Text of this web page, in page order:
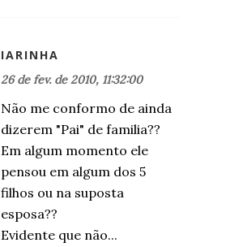
IARINHA
26 de fev. de 2010, 11:32:00
Não me conformo de ainda
dizerem "Pai" de familia??
Em algum momento ele
pensou em algum dos 5
filhos ou na suposta
esposa??
Evidente que não...